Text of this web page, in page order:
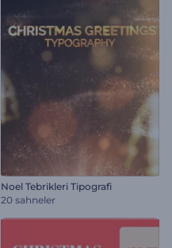
Noel Tebrikleri Tipografi
20 sahneler